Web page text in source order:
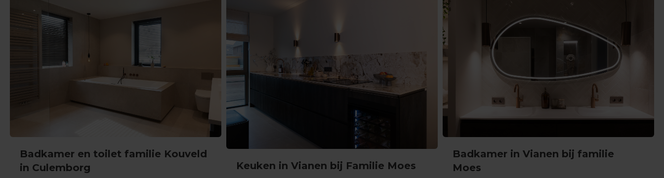
Badkamer en toilet familie Kouveld
in Culemborg
Keuken in Vianen bij Familie Moes
Badkamer in Vianen bij familie
Moes